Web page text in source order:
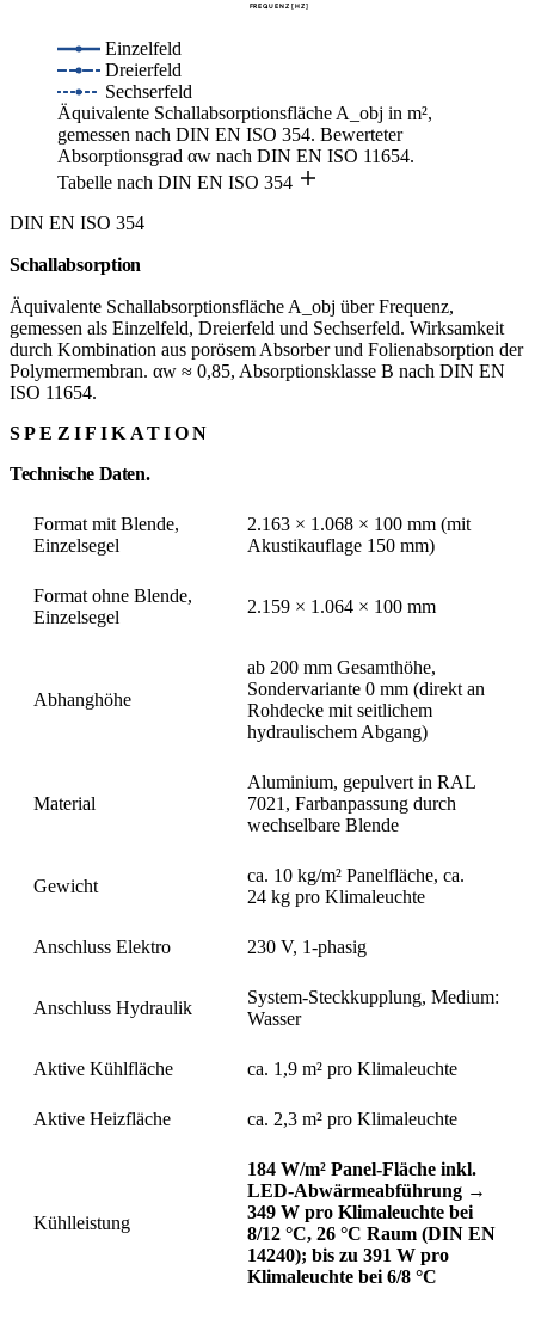
FREQUENZ [HZ]
Einzelfeld
Dreierfeld
Sechserfeld
Äquivalente Schallabsorptionsfläche A_obj in m²,
gemessen nach DIN EN ISO 354. Bewerteter
Absorptionsgrad αw nach DIN EN ISO 11654.
Tabelle nach DIN EN ISO 354
DIN EN ISO 354
Schallabsorption
Äquivalente Schallabsorptionsfläche A_obj über Frequenz,
gemessen als Einzelfeld, Dreierfeld und Sechserfeld. Wirksamkeit
durch Kombination aus porösem Absorber und Folienabsorption der
Polymermembran. αw ≈ 0,85, Absorptionsklasse B nach DIN EN
ISO 11654.
SPEZIFIKATION
Technische Daten.
Format mit Blende,
Einzelsegel
2.163 × 1.068 × 100 mm (mit
Akustikauflage 150 mm)
Format ohne Blende,
Einzelsegel
2.159 × 1.064 × 100 mm
Abhanghöhe
ab 200 mm Gesamthöhe,
Sondervariante 0 mm (direkt an
Rohdecke mit seitlichem
hydraulischem Abgang)
Material
Aluminium, gepulvert in RAL
7021, Farbanpassung durch
wechselbare Blende
Gewicht
ca. 10 kg/m² Panelfläche, ca.
24 kg pro Klimaleuchte
Anschluss Elektro 230 V, 1-phasig
Anschluss Hydraulik
System-Steckkupplung, Medium:
Wasser
Aktive Kühlfläche ca. 1,9 m² pro Klimaleuchte
Aktive Heizfläche ca. 2,3 m² pro Klimaleuchte
Kühlleistung
184 W/m² Panel-Fläche inkl.
LED-Abwärmeabführung →
349 W pro Klimaleuchte bei
8/12 °C, 26 °C Raum (DIN EN
14240); bis zu 391 W pro
Klimaleuchte bei 6/8 °C